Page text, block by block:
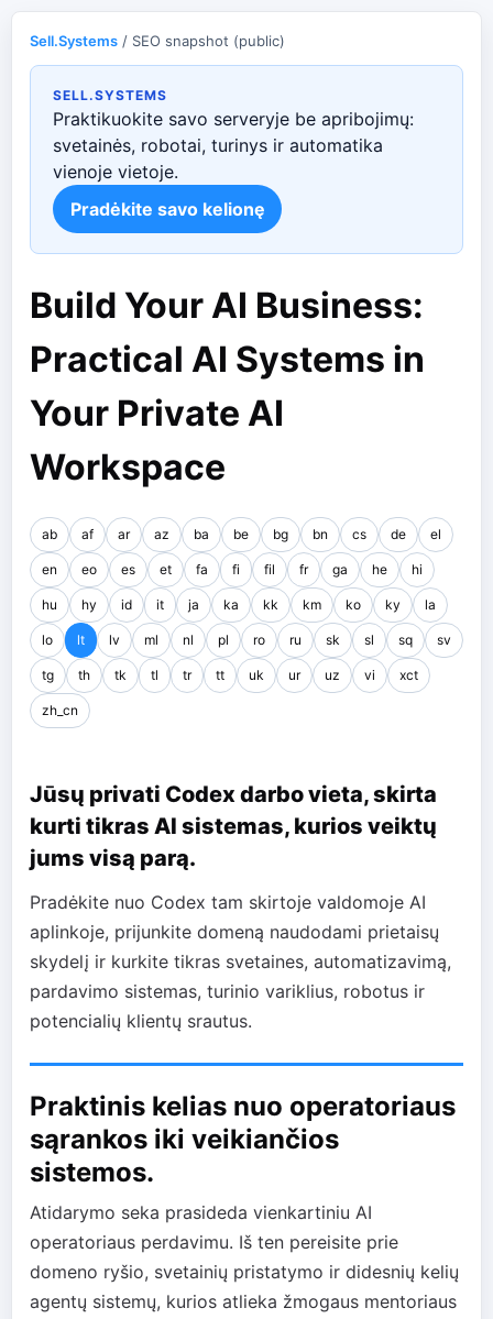
Sell.Systems / SEO snapshot (public)
SELL.SYSTEMS
Praktikuokite savo serveryje be apribojimų:
svetainės, robotai, turinys ir automatika
vienoje vietoje.
Pradėkite savo kelionę
Build Your AI Business:
Practical AI Systems in
Your Private AI
Workspace
ab af ar az ba be bg bn cs de el
en eo es et fa fi fil fr ga he hi
hu hy id it ja ka kk km ko ky la
lo lt lv ml nl pl ro ru sk sl sq sv
tg th tk tl tr tt uk ur uz vi xct
zh_cn
Jūsų privati ​​Codex darbo vieta, skirta
kurti tikras AI sistemas, kurios veiktų
jums visą parą.
Pradėkite nuo Codex tam skirtoje valdomoje AI
aplinkoje, prijunkite domeną naudodami prietaisų
skydelį ir kurkite tikras svetaines, automatizavimą,
pardavimo sistemas, turinio variklius, robotus ir
potencialių klientų srautus.
Praktinis kelias nuo operatoriaus
sąrankos iki veikiančios
sistemos.
Atidarymo seka prasideda vienkartiniu AI
operatoriaus perdavimu. Iš ten pereisite prie
domeno ryšio, svetainių pristatymo ir didesnių kelių
agentų sistemų, kurios atlieka žmogaus mentoriaus